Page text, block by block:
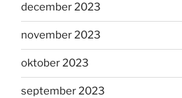
december 2023
november 2023
oktober 2023
september 2023